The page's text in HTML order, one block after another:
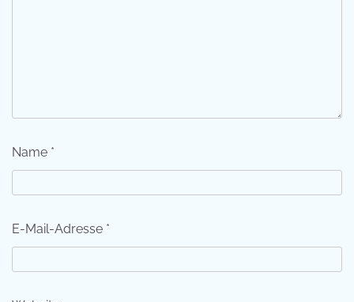
Name *
E-Mail-Adresse *